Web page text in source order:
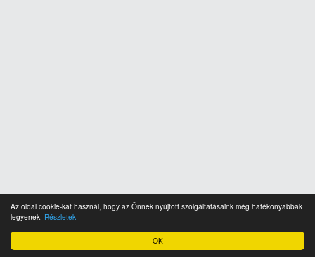
OK
Az oldal cookie-kat használ, hogy az Önnek nyújtott szolgáltatásaink még hatékonyabbak
legyenek. Részletek